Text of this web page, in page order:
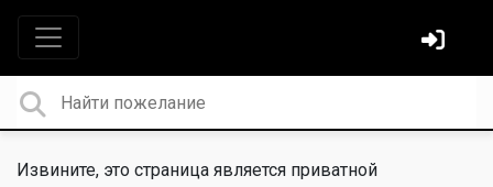
Извините, это страница является приватной